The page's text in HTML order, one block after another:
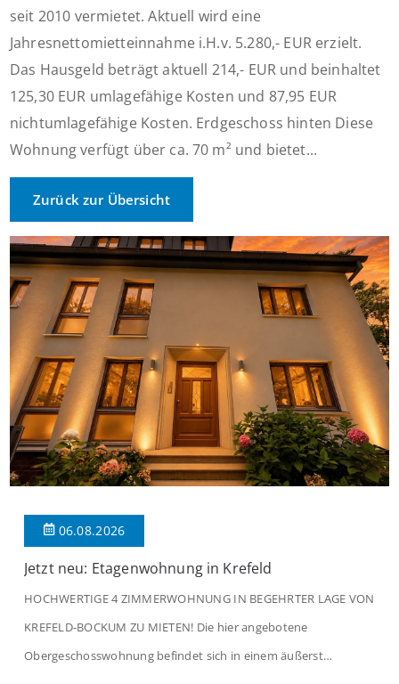
seit 2010 vermietet. Aktuell wird eine
Jahresnettomietteinnahme i.H.v. 5.280,- EUR erzielt.
Das Hausgeld beträgt aktuell 214,- EUR und beinhaltet
125,30 EUR umlagefähige Kosten und 87,95 EUR
nichtumlagefähige Kosten. Erdgeschoss hinten Diese
Wohnung verfügt über ca. 70 m² und bietet...
Zurück zur Übersicht
06.08.2026
Jetzt neu: Etagenwohnung in Krefeld
HOCHWERTIGE 4 ZIMMERWOHNUNG IN BEGEHRTER LAGE VON
KREFELD-BOCKUM ZU MIETEN! Die hier angebotene
Obergeschosswohnung befindet sich in einem äußerst